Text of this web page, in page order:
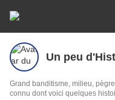
Un peu
Grand banditisme, milieu,
connu dont voici quelques